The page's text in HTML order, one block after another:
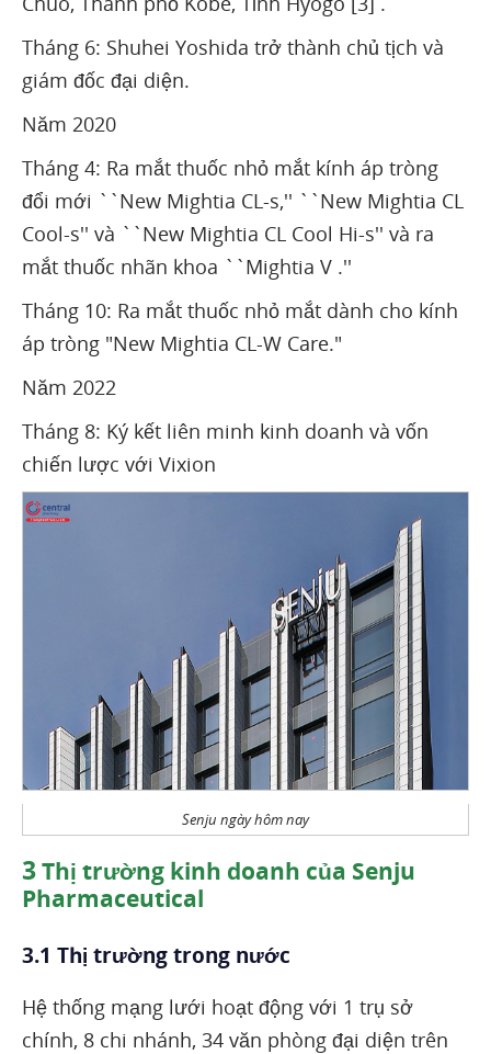
Tháng 6: Shuhei Yoshida trở thành chủ tịch và
giám đốc đại diện.
Năm 2020
Tháng 4: Ra mắt thuốc nhỏ mắt kính áp tròng
đổi mới ``New Mightia CL-s,'' ``New Mightia CL
Cool-s'' và ``New Mightia CL Cool Hi-s'' và ra
mắt thuốc nhãn khoa ``Mightia V .''
Tháng 10: Ra mắt thuốc nhỏ mắt dành cho kính
áp tròng "New Mightia CL-W Care."
Năm 2022
Tháng 8: Ký kết liên minh kinh doanh và vốn
chiến lược với Vixion
Senju ngày hôm nay
3Thị trường kinh doanh của Senju
Pharmaceutical
3.1 Thị trường trong nước
Hệ thống mạng lưới hoạt động với 1 trụ sở
chính, 8 chi nhánh, 34 văn phòng đại diện trên